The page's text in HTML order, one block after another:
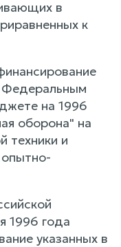
в
к
Федеральным
на 1996
оборона" на
техники и
опытно-
1996 года
указанных в